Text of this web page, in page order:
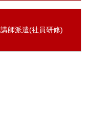
講師派遣(社員研修)